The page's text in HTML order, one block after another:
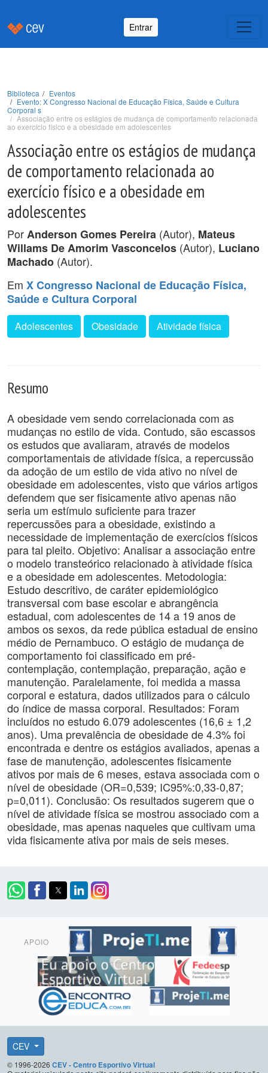
Entrar
Biblioteca
Eventos
Evento: X Congresso Nacional de Educação Física, Saúde e Cultura
Corporal s
Associação entre os estágios de mudança de comportamento relacionada
ao exercício físico e a obesidade em adolescentes
Associação entre os estágios de mudança
de comportamento relacionada ao
exercício físico e a obesidade em
adolescentes
PorAnderson Gomes Pereira (Autor), Mateus
Willams De Amorim Vasconcelos (Autor), Luciano
Machado (Autor).
Em X Congresso Nacional de Educação Física,
Saúde e Cultura Corporal
Adolescentes Obesidade Atividade física
Resumo
A obesidade vem sendo correlacionada com as
mudanças no estilo de vida. Contudo, são escassos
os estudos que avaliaram, através de modelos
comportamentais de atividade física, a repercussão
da adoção de um estilo de vida ativo no nível de
obesidade em adolescentes, visto que vários artigos
defendem que ser fisicamente ativo apenas não
seria um estímulo suficiente para trazer
repercussões para a obesidade, existindo a
necessidade de implementação de exercícios físicos
para tal pleito. Objetivo: Analisar a associação entre
o modelo transteórico relacionado à atividade física
e a obesidade em adolescentes. Metodologia:
Estudo descritivo, de caráter epidemiológico
transversal com base escolar e abrangência
estadual, com adolescentes de 14 a 19 anos de
ambos os sexos, da rede pública estadual de ensino
médio de Pernambuco. O estágio de mudança de
comportamento foi classificado em pré-
contemplação, contemplação, preparação, ação e
manutenção. Paralelamente, foi medida a massa
corporal e estatura, dados utilizados para o cálculo
do índice de massa corporal. Resultados: Foram
incluídos no estudo 6.079 adolescentes (16,6 ± 1,2
anos). Uma prevalência de obesidade de 4.3% foi
encontrada e dentre os estágios avaliados, apenas a
fase de manutenção, adolescentes fisicamente
ativos por mais de 6 meses, estava associada com o
nível de obesidade (OR=0,539; IC95%:0,33-0,87;
p=0,011). Conclusão: Os resultados sugerem que o
nível de atividade física se mostrou associado com a
obesidade, mas apenas naqueles que cultivam uma
vida fisicamente ativa por mais de seis meses.
APOIO
CEV
© 1996-2026 CEV - Centro Esportivo Virtual